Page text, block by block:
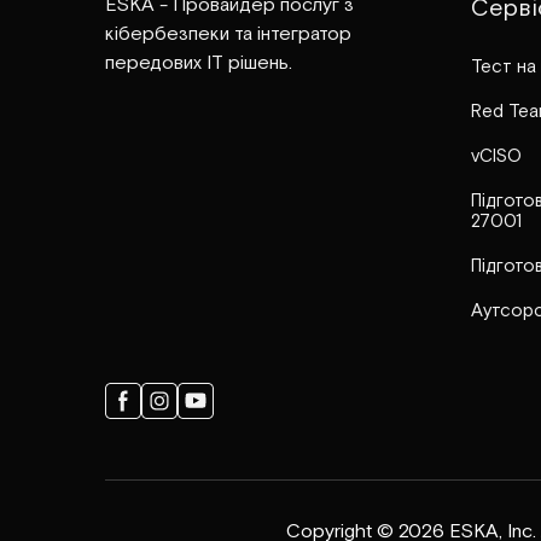
кібербезпеки та інтегратор
передових ІТ рішень.
Тест на
Red
vCISO
27001
Copyright © 2026 ESKA, Inc.